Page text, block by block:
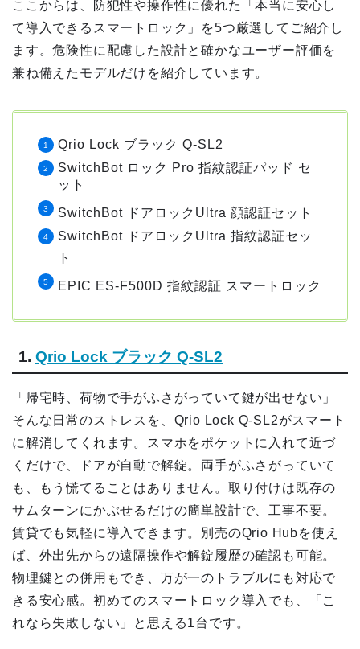
ここからは、防犯性や操作性に優れた「本当に安心し
て導入できるスマートロック」を5つ厳選してご紹介し
ます。危険性に配慮した設計と確かなユーザー評価を
兼ね備えたモデルだけを紹介しています。
Qrio Lock ブラック Q-SL2
SwitchBot ロック Pro 指紋認証パッド セ
ット
SwitchBot ドアロックUltra 顔認証セット
SwitchBot ドアロックUltra 指紋認証セッ
ト
EPIC ES-F500D 指紋認証 スマートロック
1. Qrio Lock ブラック Q-SL2
「帰宅時、荷物で手がふさがっていて鍵が出せない」
そんな日常のストレスを、Qrio Lock Q-SL2がスマート
に解消してくれます。スマホをポケットに入れて近づ
くだけで、ドアが自動で解錠。両手がふさがっていて
も、もう慌てることはありません。取り付けは既存の
サムターンにかぶせるだけの簡単設計で、工事不要。
賃貸でも気軽に導入できます。別売のQrio Hubを使え
ば、外出先からの遠隔操作や解錠履歴の確認も可能。
物理鍵との併用もでき、万が一のトラブルにも対応で
きる安心感。初めてのスマートロック導入でも、「こ
れなら失敗しない」と思える1台です。